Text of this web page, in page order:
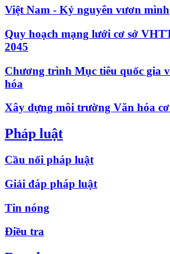
Việt Nam - Kỷ nguyên vươn mình
Quy hoạch mạng lưới cơ sở
2045
Chương trình Mục tiêu quốc gia
hóa
Xây dựng môi trường Văn hóa
Pháp luật
Cầu nối pháp luật
Giải đáp pháp luật
Tin nóng
Điều tra